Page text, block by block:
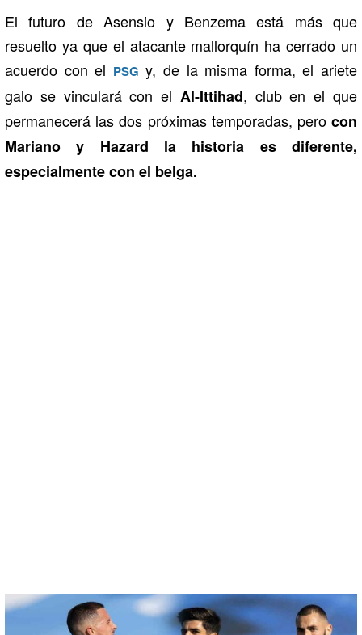
El futuro de Asensio y Benzema está más que
resuelto ya que el atacante mallorquín ha cerrado un
acuerdo con el PSG y, de la misma forma, el ariete
galo se vinculará con el Al-Ittihad, club en el que
permanecerá las dos próximas temporadas, perocon
Mariano y Hazard la historia es diferente,
especialmente con el belga.